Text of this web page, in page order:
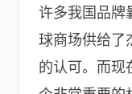
许多我国品牌
球商场供给了
的认可。而现